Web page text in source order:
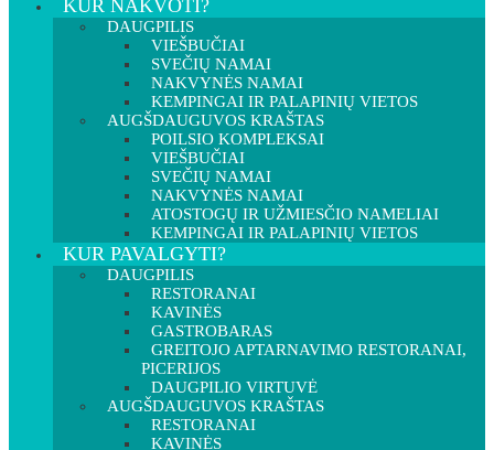
KUR NAKVOTI?
DAUGPILIS
VIEŠBUČIAI
SVEČIŲ NAMAI
NAKVYNĖS NAMAI
KEMPINGAI IR PALAPINIŲ VIETOS
AUGŠDAUGUVOS KRAŠTAS
POILSIO KOMPLEKSAI
VIEŠBUČIAI
SVEČIŲ NAMAI
NAKVYNĖS NAMAI
ATOSTOGŲ IR UŽMIESČIO NAMELIAI
KEMPINGAI IR PALAPINIŲ VIETOS
KUR PAVALGYTI?
DAUGPILIS
RESTORANAI
KAVINĖS
GASTROBARAS
GREITOJO APTARNAVIMO RESTORANAI,
PICERIJOS
DAUGPILIO VIRTUVĖ
AUGŠDAUGUVOS KRAŠTAS
RESTORANAI
KAVINĖS